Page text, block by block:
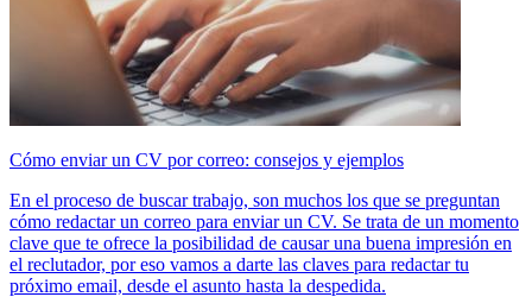
Cómo enviar un CV por correo: consejos y ejemplos
En el proceso de buscar trabajo, son muchos los que se preguntan
cómo redactar un correo para enviar un CV. Se trata de un momento
clave que te ofrece la posibilidad de causar una buena impresión en
el reclutador, por eso vamos a darte las claves para redactar tu
próximo email, desde el asunto hasta la despedida.